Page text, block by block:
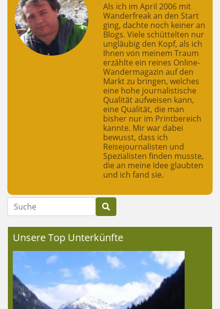
Als ich im April 2006 mit
Wanderfreak an den Start
ging, dachte noch keiner an
Blogs. Viele schüttelten nur
ungläubig den Kopf, als ich
Ihnen von meinem Traum
erzählte ein reines Online-
Wandermagazin auf den
Markt zu bringen, welches
eine hohe journalistische
Qualität aufweisen kann,
eine Qualität, die man
bisher nur im Printbereich
kannte. Mir war dabei
bewusst, dass ich
Reisejournalisten und
Spezialisten finden musste,
die an meine Idee glaubten
und ich fand sie.
Suche
Unsere Top Unterkünfte